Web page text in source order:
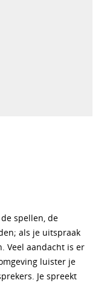
spellen, de
als je uitspraak
Veel aandacht is er
luister je
Je spreekt